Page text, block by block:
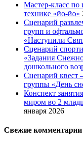
Мастер-класс по
технике «йо-йо»
Сценарий
групп и
«Наступили
Сценарий
«Задания
дошкольного
Сценарий квест
группы «День
Конспект
миром во 2
января 2026
Свежие комментарии